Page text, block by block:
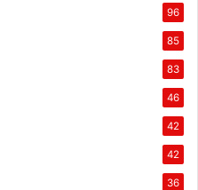
96
85
83
46
42
42
36